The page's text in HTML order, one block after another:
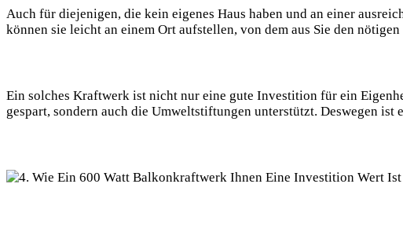
Auch für diejenigen, die kein eigenes Haus haben und an einer
können sie leicht an einem Ort aufstellen, von dem aus Sie den
Ein solches Kraftwerk ist nicht nur eine gute Investition für ein
gespart, sondern auch die Umweltstiftungen unterstützt. Deswegen